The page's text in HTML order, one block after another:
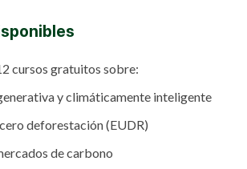
cursos gratuitos sobre:
y climáticamente inteligente
deforestación (EUDR)
de carbono